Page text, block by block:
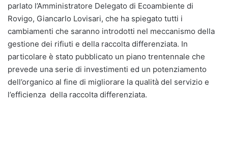
parlato l’Amministratore Delegato di Ecoambiente di
Rovigo, Giancarlo Lovisari, che ha spiegato tutti i
cambiamenti che saranno introdotti nel meccanismo della
gestione dei rifiuti e della raccolta differenziata. In
particolare è stato pubblicato un piano trentennale che
prevede una serie di investimenti ed un potenziamento
dell’organico al fine di migliorare la qualità del servizio e
l’efficienza della raccolta differenziata.